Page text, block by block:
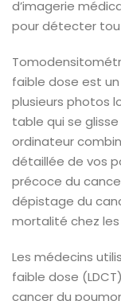
d’imagerie
pour détecter
faible dose est
plusieurs photos
table qui se
ordinateur
détaillée de vos
précoce du
dépistage du
mortalité chez
Les médecins
faible dose
cancer du